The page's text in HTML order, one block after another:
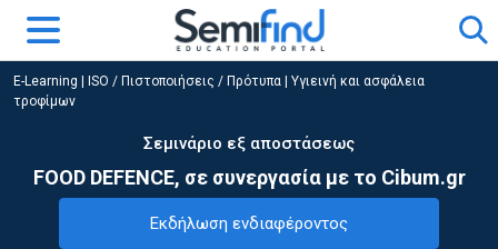
E-Learning ISO / Πιστοποιήσεις / Πρότυπα
Υγιεινή και ασφάλεια
τροφίμων
Σεμινάριο εξ αποστάσεως
FOOD DEFENCE, σε συνεργασία με τo Cibum.gr
Εκδήλωση ενδιαφέροντος